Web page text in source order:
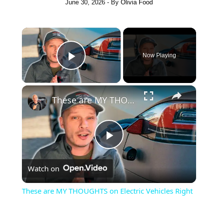
June 30, 2026 - By Olivia Food
Play Video
Now Playing
Play
Video
These are MY THOUGHTS on Electric Vehicles Right Now...
Watch on
These are MY THOUGHTS on Electric Vehicles Right